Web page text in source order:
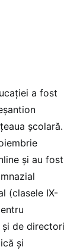
a fost
școlară.
și au fost
(clasele IX-
de directori
și